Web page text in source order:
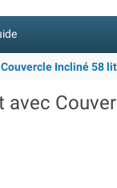
Incliné 58
avec